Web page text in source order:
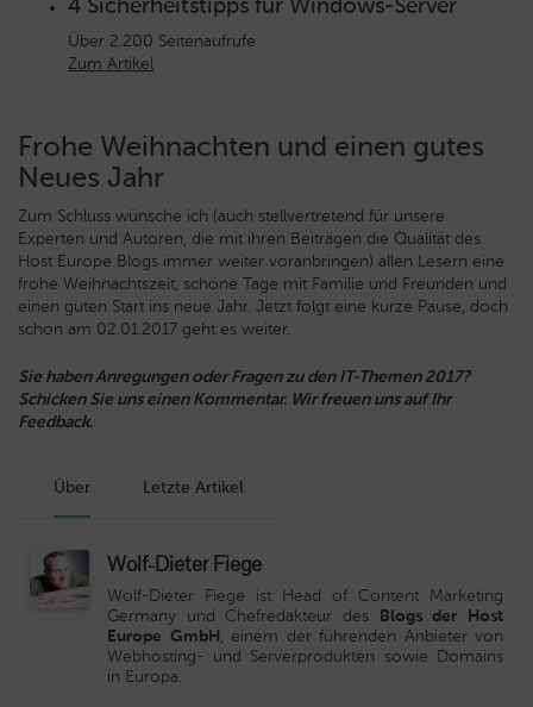
Über 2.200 Seitenaufrufe
Zum Artikel
Frohe Weihnachten und einen gutes
Neues Jahr
Zum Schluss wünsche ich (auch stellvertretend für unsere
Experten und Autoren, die mit ihren Beiträgen die Qualität des
Host Europe Blogs immer weiter voranbringen) allen Lesern eine
frohe Weihnachtszeit, schöne Tage mit Familie und Freunden und
einen guten Start ins neue Jahr. Jetzt folgt eine kurze Pause, doch
schon am 02.01.2017 geht es weiter.
Sie haben Anregungen oder Fragen zu den IT-Themen 2017?
Schicken Sie uns einen Kommentar. Wir freuen uns auf Ihr
Feedback.
Über Letzte Artikel
Wolf-Dieter Fiege
Wolf-Dieter Fiege ist Head of Content Marketing
Germany und Chefredakteur des Blogs der Host
Europe GmbH, einem der führenden Anbieter von
Webhosting- und Serverprodukten sowie Domains
in Europa.